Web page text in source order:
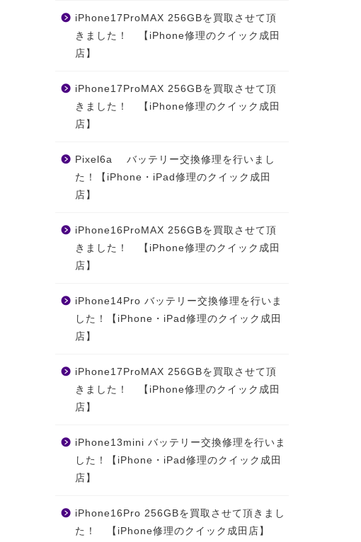
iPhone17ProMAX 256GBを買取させて頂
きました！ 【iPhone修理のクイック成田
店】
iPhone17ProMAX 256GBを買取させて頂
きました！ 【iPhone修理のクイック成田
店】
Pixel6a バッテリー交換修理を行いまし
た！【iPhone・iPad修理のクイック成田
店】
iPhone16ProMAX 256GBを買取させて頂
きました！ 【iPhone修理のクイック成田
店】
iPhone14Pro バッテリー交換修理を行いま
した！【iPhone・iPad修理のクイック成田
店】
iPhone17ProMAX 256GBを買取させて頂
きました！ 【iPhone修理のクイック成田
店】
iPhone13mini バッテリー交換修理を行いま
した！【iPhone・iPad修理のクイック成田
店】
iPhone16Pro 256GBを買取させて頂きまし
た！ 【iPhone修理のクイック成田店】